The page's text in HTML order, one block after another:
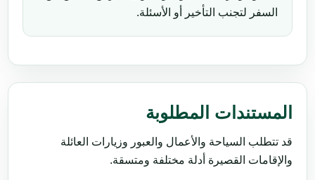
السفر لتجنب التأخير أو الأسئلة.
المستندات المطلوبة
قد تتطلب السياحة والأعمال والعبور وزيارات العائلة
والإقامات القصيرة أدلة مختلفة ومتسقة.